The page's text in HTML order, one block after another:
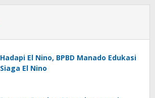
Hadapi El Nino, BPBD Manado Edukasi
Siaga El Nino